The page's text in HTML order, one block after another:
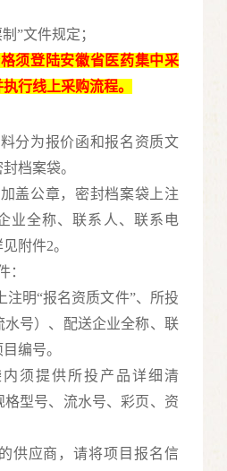
”文件规定；
须登陆安徽省医药集中采
行线上采购流程。
分为报价函和报名资质文
档案袋。
盖公章，密封档案袋上注
业全称、联系人、联系电
见附件2。
：
注明“报名资质文件”、所投
水号）、配送企业全称、联
目编号。
须提供所投产品详细清
型号、流水号、彩页、资
供应商，请将项目报名信